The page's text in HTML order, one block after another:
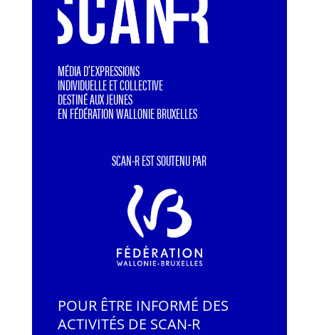
MÉDIA D’EXPRESSIONS
INDIVIDUELLE ET COLLECTIVE
DESTINÉ AUX JEUNES
EN FÉDÉRATION WALLONIE BRUXELLES
SCAN-R EST SOUTENU PAR
POUR ÊTRE INFORMÉ DES
ACTIVITÉS DE SCAN-R